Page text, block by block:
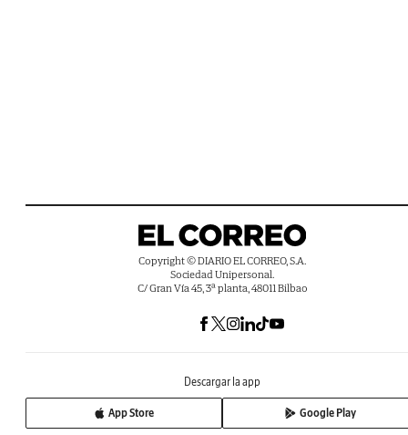
Copyright © DIARIO EL CORREO, S.A.
Sociedad Unipersonal.
C/ Gran Vía 45, 3ª planta, 48011 Bilbao
Descargar la app
App Store Google Play